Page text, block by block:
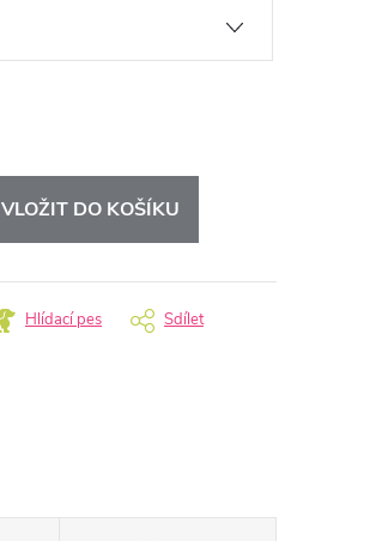
VLOŽIT DO KOŠÍKU
Hlídací pes Sdílet